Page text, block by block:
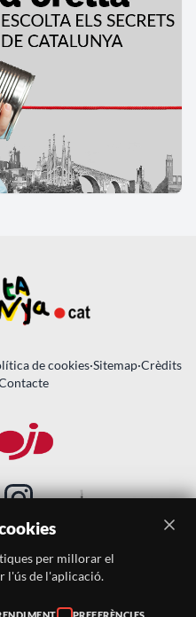
de cookies·Sitemap·Crèdits
BUTLLETÍ
per millorar el
l'ús de l'aplicació.